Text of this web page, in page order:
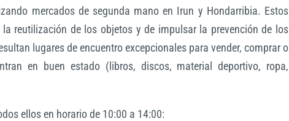
mercados de segunda mano en Irun y Hondarribia. Estos
reutilización de los objetos y de impulsar la prevención de los
lugares de encuentro excepcionales para vender, comprar o
en buen estado (libros, discos, material deportivo, ropa,
ellos en horario de 10:00 a 14:00: